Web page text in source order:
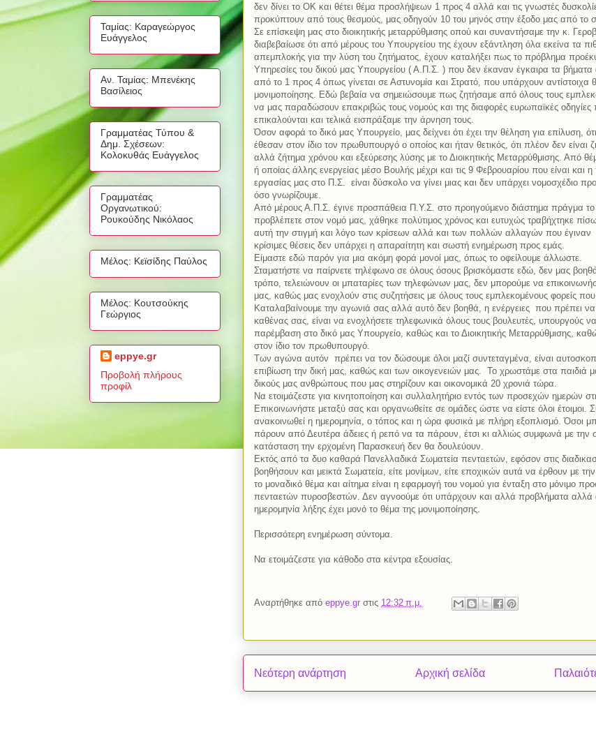
δεν δίνει το ΟΚ και θέτει θέμα προσλήψεων 1 προς 4 αλλά και τις γνωστές
προκύπτουν από τους θεσμούς, μας οδηγούν 10 του μηνός στην έξοδο μας από το
Σε επίσκεψη μας στο διοικητικής μεταρρύθμισης οπού και συναντήσαμε την κ.
διαβεβαίωσε ότι από μέρους του Υπουργείου της έχουν εξάντληση όλα εκείνα τα
απεμπλοκής για την λύση του ζητήματος, έχουν καταλήξει πως το πρόβλημα
Υπηρεσίες του δικού μας Υπουργείου ( Α.Π.Σ. ) που δεν έκαναν έγκαιρα τα
από το 1 προς 4 όπως γίνεται σε Αστυνομία και Στρατό, που υπάρχουν αντίστοιχα
μονιμοποίησης. Εδώ βεβαία να σημειώσουμε πως ζητήσαμε από όλους τους
να μας παραδώσουν επακριβώς τους νομούς και της διαφορές ευρωπαϊκές οδηγίες
επικαλούνται και τελικά εισπράξαμε την άρνηση τους.
Όσον αφορά το δικό μας Υπουργείο, μας δείχνει ότι έχει την θέληση για επίλυση,
έθεσαν στον ίδιο τον πρωθυπουργό ο οποίος και ήταν θετικός, ότι πλέον δεν είναι
αλλά ζήτημα χρόνου και εξεύρεσης λύσης με το Διοικητικής Μεταρρύθμισης. Από
ή οποίας άλλης ενεργείας μέσο Βουλής μέχρι και τις 9 Φεβρουαρίου που είναι και η
εργασίας μας στο Π.Σ. είναι δύσκολο να γίνει μιας και δεν υπάρχει νομοσχέδιο
όσο γνωρίζουμε.
Από μέρους Α.Π.Σ. έγινε προσπάθεια Π.Υ.Σ. στο προηγούμενο διάστημα πράγμα το
προβλέπετε στον νομό μας, χάθηκε πολύτιμος χρόνος και ευτυχώς τραβήχτηκε
αυτή την στιγμή και λόγο των κρίσεων αλλά και των πολλών αλλαγών που έγιναν
κρίσιμες θέσεις δεν υπάρχει η απαραίτητη και σωστή ενημέρωση προς εμάς.
Είμαστε εδώ παρόν για μια ακόμη φορά μονοί μας, όπως το οφείλουμε άλλωστε.
Σταματήστε να παίρνετε τηλέφωνο σε όλους όσους βρισκόμαστε εδώ, δεν μας
τρόπο, τελειώνουν οι μπαταρίες των τηλεφώνων μας, δεν μπορούμε να
μας, καθώς μας ενοχλούν στις συζητήσεις με όλους τους εμπλεκομένους φορείς
Καταλαβαίνουμε την αγωνιά σας αλλά αυτό δεν βοηθά, η ενέργειες που πρέπει να
καθένας σας, είναι να ενοχλήσετε τηλεφωνικά όλους τους βουλευτές, υπουργούς
παρέμβαση στο δικό μας Υπουργείο, καθώς και το Διοικητικής Μεταρρύθμισης,
στον ίδιο τον πρωθυπουργό.
Των αγώνα αυτόν πρέπει να τον δώσουμε όλοι μαζί συντεταγμένα, είναι
επιβίωση την δική μας, καθώς και των οικογενειών μας. Το χρωστάμε στα παιδιά
δικούς μας ανθρώπους που μας στηρίζουν και οικονομικά 20 χρονιά τώρα.
Να ετοιμάζεστε για κινητοποίηση και συλλαλητήριο εντός των προσεχών ημερών
Επικοινωνήστε μεταξύ σας και οργανωθείτε σε ομάδες ώστε να είστε όλοι έτοιμοι.
ανακοινωθεί η ημερομηνία, ο τόπος και η ώρα φυσικά με πλήρη εξοπλισμό. Όσοι
πάρουν από Δευτέρα άδειες ή ρεπό να τα πάρουν, έτσι κι αλλιώς συμφωνά με την
κατάσταση την ερχομένη Παρασκευή δεν θα δουλεύουν.
Εκτός από τα δυο καθαρά Πανελλαδικά Σωματεία πενταετών, εφόσον στις
βοηθήσουν και μεικτά Σωματεία, είτε μονίμων, είτε εποχικών αυτά να έρθουν με
το μοναδικό θέμα και αίτημα είναι η εφαρμογή του νομού για ένταξη στο μόνιμο
πενταετών πυροσβεστών. Δεν αγνοούμε ότι υπάρχουν και αλλά προβλήματα αλλά
ημερομηνία λήξης έχει μονό το θέμα της μονιμοποίησης.
Περισσότερη ενημέρωση σύντομα.
Να ετοιμάζεστε για κάθοδο στα κέντρα εξουσίας.
Αναρτήθηκε από eppye.gr στις 12:32 π.μ.
Νεότερη ανάρτηση Αρχική σελίδα
Ταμίας: Καραγεώργος
Ευάγγελος
Αν. Ταμίας: Μπενέκης
Βασίλειος
Γραμματέας Τύπου &
Δημ. Σχέσεων:
Κολοκυθάς Ευάγγελος
Γραμματέας
Οργανωτικού:
Ρουκούδης Νικόλαος
Μέλος: Κεϊσίδης Παύλος
Μέλος: Κουτσούκης
Γεώργιος
eppye.gr
Προβολή πλήρους
προφίλ